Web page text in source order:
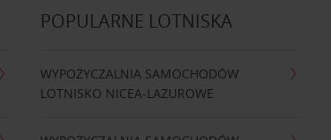
POPULARNE LOTNISKA
WYPOŻYCZALNIA SAMOCHODÓW
LOTNISKO NICEA-LAZUROWE